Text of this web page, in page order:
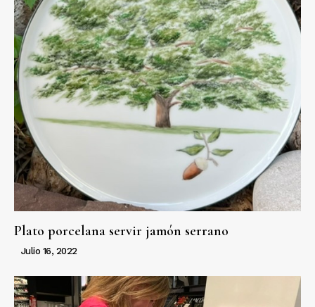
Plato porcelana servir jamón serrano
Julio 16, 2022